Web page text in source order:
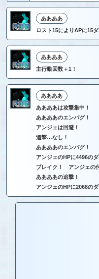
ああああ
ロスト15によりAPに15ダ
ああああ
主行動回数＋1！
ああああ
ああああは攻撃集中！
ああああのエンバグ！
アンジェは回避！
追撃…なし！
ああああのエンバグ！
アンジェのHPに4496のダ
ブレイク！ アンジェの
ああああの追撃！
アンジェのHPに2068のダ